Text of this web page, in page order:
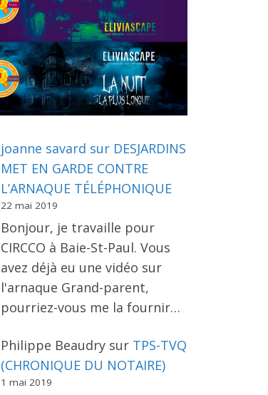
joanne savard sur DESJARDINS
MET EN GARDE CONTRE
L’ARNAQUE TÉLÉPHONIQUE
22 mai 2019
Bonjour, je travaille pour
CIRCCO à Baie-St-Paul. Vous
avez déjà eu une vidéo sur
l'arnaque Grand-parent,
pourriez-vous me la fournir…
Philippe Beaudrysur TPS-TVQ
(CHRONIQUE DU NOTAIRE)
1 mai 2019